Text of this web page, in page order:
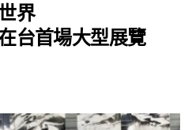
界
台首場大型展覽